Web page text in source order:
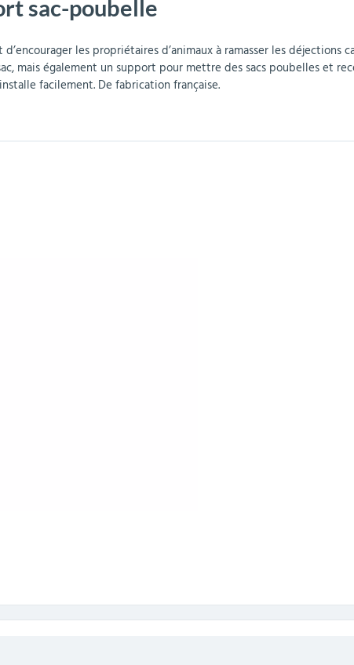
Abris fumeurs
Miroirs de sécurité
Mobilier de bureau
Mobilier crèche et
Pavoisement
sac-poubelle
les propriétaires d’animaux à ramasser les
mais également un support pour mettre des sacs poubelles et
facilement. De fabrication française.